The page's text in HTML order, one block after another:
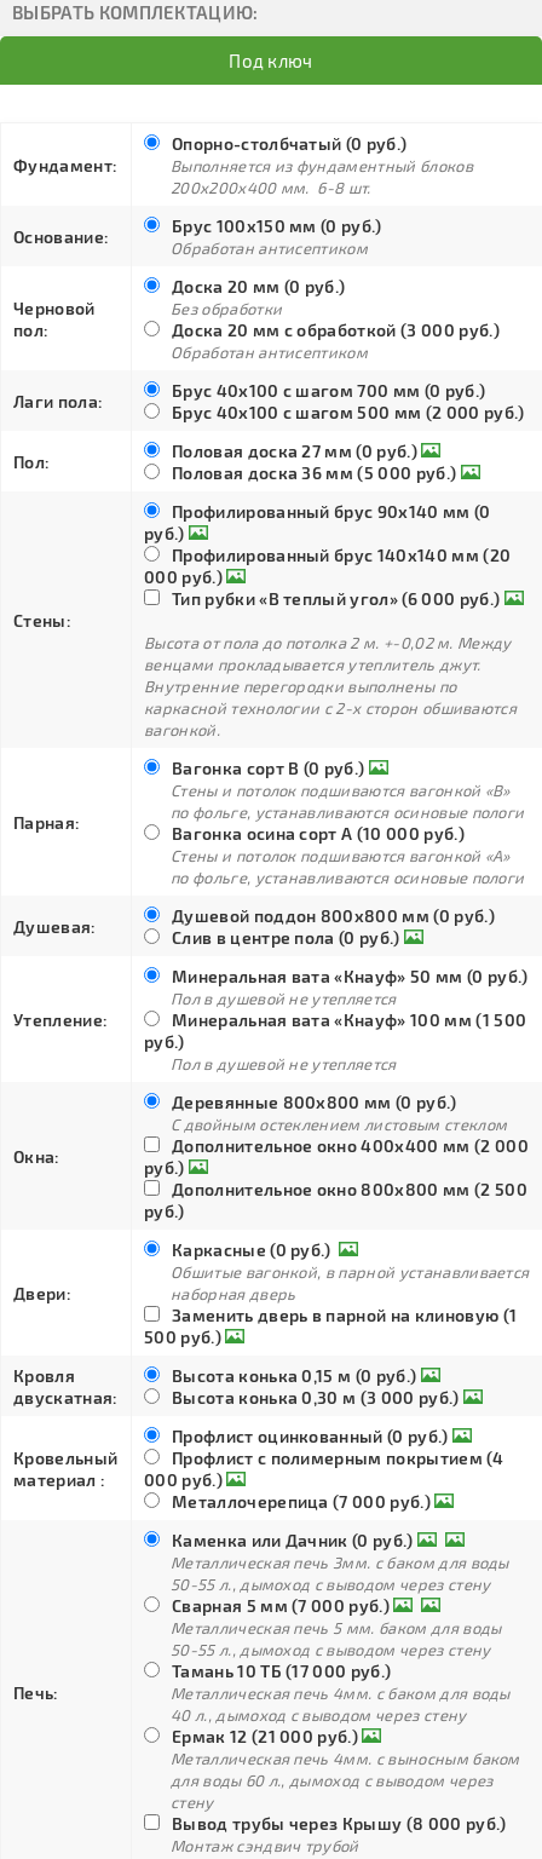
ВЫБРАТЬ КОМПЛЕКТАЦИЮ:
Под ключ
Фундамент:
Опорно-столбчатый (0 руб.)
Выполняется из фундаментный блоков
200х200х400 мм. 6-8 шт.
Основание:
Брус 100х150 мм (0 руб.)
Обработан антисептиком
Черновой
пол:
Доска 20 мм (0 руб.)
Без обработки
Доска 20 мм с обработкой (3 000 руб.)
Обработан антисептиком
Лаги пола:
Брус 40х100 с шагом 700 мм (0 руб.)
Брус 40х100 с шагом 500 мм (2 000 руб.)
Пол:
Половая доска 27 мм (0 руб.)
Половая доска 36 мм (5 000 руб.)
Стены:
Профилированный брус 90х140 мм (0
руб.)
Профилированный брус 140х140 мм (20
000 руб.)
Тип рубки «В теплый угол» (6 000 руб.)
Высота от пола до потолка 2 м. +-0,02 м. Между
венцами прокладывается утеплитель джут.
Внутренние перегородки выполнены по
каркасной технологии с 2-х сторон обшиваются
вагонкой.
Парная:
Вагонка сорт В (0 руб.)
Стены и потолок подшиваются вагонкой «В»
по фольге, устанавливаются осиновые пологи
Вагонка осина сорт А (10 000 руб.)
Стены и потолок подшиваются вагонкой «А»
по фольге, устанавливаются осиновые пологи
Душевая:
Душевой поддон 800х800 мм (0 руб.)
Слив в центре пола (0 руб.)
Утепление:
Минеральная вата «Кнауф» 50 мм (0 руб.)
Пол в душевой не утепляется
Минеральная вата «Кнауф» 100 мм (1 500
руб.)
Пол в душевой не утепляется
Окна:
Деревянные 800х800 мм (0 руб.)
С двойным остеклением листовым стеклом
Дополнительное окно 400х400 мм (2 000
руб.)
Дополнительное окно 800х800 мм (2 500
руб.)
Двери:
Каркасные (0 руб.)
Обшитые вагонкой, в парной устанавливается
наборная дверь
Заменить дверь в парной на клиновую (1
500 руб.)
Кровля
двускатная:
Высота конька 0,15 м (0 руб.)
Высота конька 0,30 м (3 000 руб.)
Кровельный
материал :
Профлист оцинкованный (0 руб.)
Профлист с полимерным покрытием (4
000 руб.)
Металлочерепица (7 000 руб.)
Печь:
Каменка или Дачник (0 руб.)
Металлическая печь 3мм. с баком для воды
50-55 л., дымоход с выводом через стену
Сварная 5 мм (7 000 руб.)
Металлическая печь 5 мм. баком для воды
50-55 л., дымоход с выводом через стену
Тамань 10 ТБ (17 000 руб.)
Металлическая печь 4мм. с баком для воды
40 л., дымоход с выводом через стену
Ермак 12 (21 000 руб.)
Металлическая печь 4мм. с выносным баком
для воды 60 л., дымоход с выводом через
стену
Вывод трубы через Крышу (8 000 руб.)
Монтаж сэндвич трубой